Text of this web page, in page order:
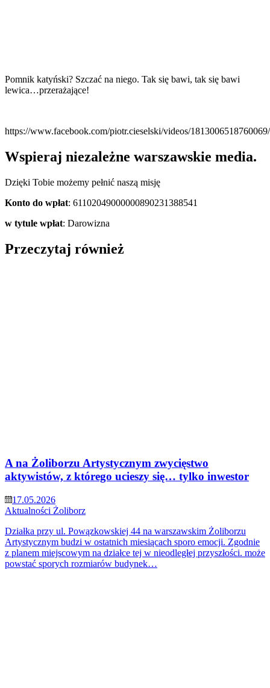
Pomnik katyński? Szczać na niego. Tak się bawi, tak się bawi
lewica…przerażające!
https://www.facebook.com/piotr.cieselski/videos/
Wspieraj niezależne warszawskie media.
Dzięki Tobie możemy pełnić naszą misję
Konto do wpłat: 61102049000000890231388541
w tytule wpłat: Darowizna
Przeczytaj również
A na Żoliborzu Artystycznym zwycięstwo
aktywistów, z którego ucieszy się… tylko inwestor
17.05.2026
Aktualności Żoliborz
Działka przy ul. Powązkowskiej 44 na warszawskim Żoliborzu
Artystycznym budzi w ostatnich miesiącach sporo emocji. Zgodnie
z planem miejscowym na działce tej w nieodległej przyszłości. może
powstać sporych rozmiarów budynek…